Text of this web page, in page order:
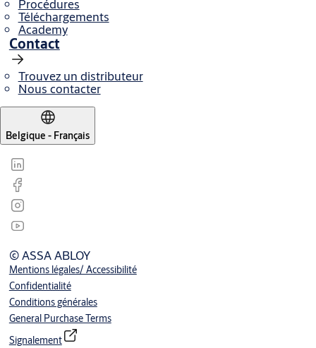
Procédures
Téléchargements
Academy
Contact
Trouvez un distributeur
Nous contacter
Belgique - Français
© ASSA ABLOY
Mentions légales/ Accessibilité
Confidentialité
Conditions générales
General Purchase Terms
Signalement